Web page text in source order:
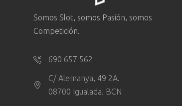
Somos Slot, somos Pasión, somos
Competición.
690 657 562
C/ Alemanya, 49 2A.
08700 Igualada. BCN